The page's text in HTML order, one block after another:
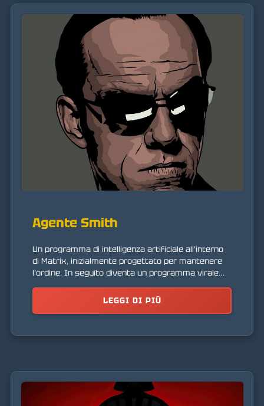
Agente Smith
Un programma di intelligenza artificiale all'interno
di Matrix, inizialmente progettato per mantenere
l'ordine. In seguito diventa un programma virale
Matrix che il mondo reale.LEGGI DI PIÙ